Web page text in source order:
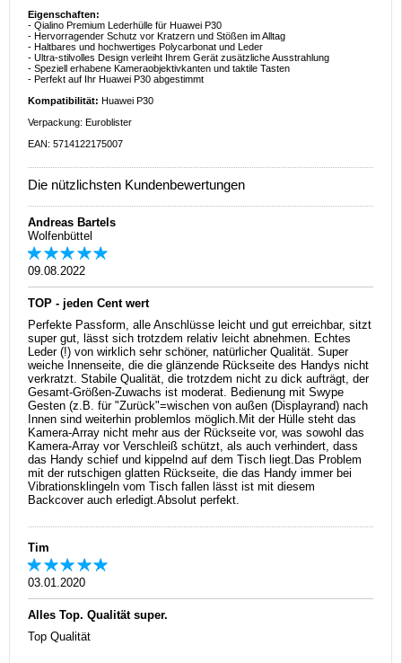
Eigenschaften:
- Qialino Premium Lederhülle für Huawei P30
- Hervorragender Schutz vor Kratzern und Stößen im Alltag
- Haltbares und hochwertiges Polycarbonat und Leder
- Ultra-stilvolles Design verleiht Ihrem Gerät zusätzliche Ausstrahlung
- Speziell erhabene Kameraobjektivkanten und taktile Tasten
- Perfekt auf Ihr Huawei P30 abgestimmt
Kompatibilität: Huawei P30
Verpackung: Euroblister
EAN: 5714122175007
Die nützlichsten Kundenbewertungen
Andreas Bartels
Wolfenbüttel
09.08.2022
TOP - jeden Cent wert
Perfekte Passform, alle Anschlüsse leicht und gut erreichbar, sitzt
super gut, lässt sich trotzdem relativ leicht abnehmen. Echtes
Leder (!) von wirklich sehr schöner, natürlicher Qualität. Super
weiche Innenseite, die die glänzende Rückseite des Handys nicht
verkratzt. Stabile Qualität, die trotzdem nicht zu dick aufträgt, der
Gesamt-Größen-Zuwachs ist moderat. Bedienung mit Swype
Gesten (z.B. für "Zurück"=wischen von außen (Displayrand) nach
Innen sind weiterhin problemlos möglich.Mit der Hülle steht das
Kamera-Array nicht mehr aus der Rückseite vor, was sowohl das
Kamera-Array vor Verschleiß schützt, als auch verhindert, dass
das Handy schief und kippelnd auf dem Tisch liegt.Das Problem
mit der rutschigen glatten Rückseite, die das Handy immer bei
Vibrationsklingeln vom Tisch fallen lässt ist mit diesem
Backcover auch erledigt.Absolut perfekt.
Tim
03.01.2020
Alles Top. Qualität super.
Top Qualität